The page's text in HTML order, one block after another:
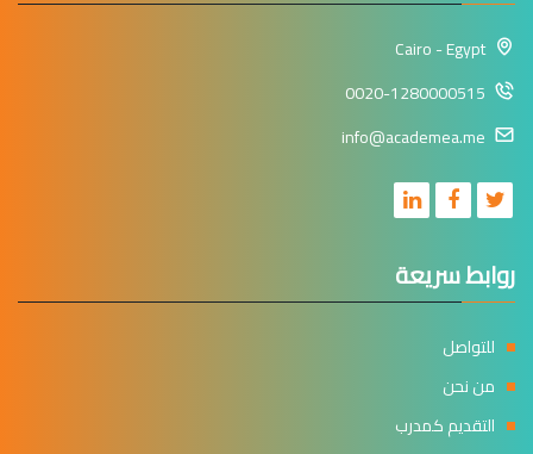
Cairo - Egypt
0020-1280000515
info@academea.me
روابط سريعة
للتواصل
من نحن
التقديم كمدرب